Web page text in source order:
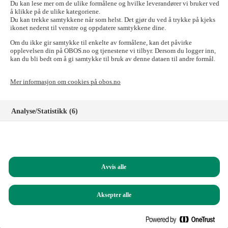
Skal du til OBOS-banken, Tryg Forsikring for
OBOS-medlemmer, Styrerommet eller Vibbo?
Det går fint! Tilgangen til disse nettstedene er ikke påvirket.
Logg inn i nettbanken for bedriftskunder
Signeringsportalen
Logg inn på Styrerommet
Logg inn på Vibbo
Ring oss på
(mandag til fredag, 09.00 – 15.00)
Du kan også sende e-post til: obos@obos.no
Du kan lese mer om de ulike formålene og hvilke leverandører vi bruker ved
å klikke på de ulike kategoriene.
Du kan trekke samtykkene når som helst. Det gjør du ved å trykke på kjeks
ikonet nederst til venstre og oppdatere samtykkene dine.
Om du ikke gir samtykke til enkelte av formålene, kan det påvirke
opplevelsen din på OBOS.no og tjenestene vi tilbyr. Dersom du logger inn,
kan du bli bedt om å gi samtykke til bruk av denne dataen til andre formål.
Mer informasjon om cookies på obos.no
Analyse/Statistikk (6)
Funksjonelle (8)
Helt nødvendige (1)
Avvis alle
Aksepter alle